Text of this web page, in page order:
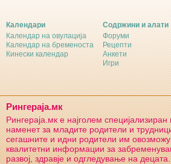
Календари
Календар на овулација
Календар на бременоста
Кинески календар
Содржини и алати
Форуми
Рецепти
Анкети
Игри
Рингераја.мк
Рингераја.мк е најголем
наменет за младите родители и
сегашните и идни родители им
квалитетни информации за
развој, здравје и одгледување на децата.